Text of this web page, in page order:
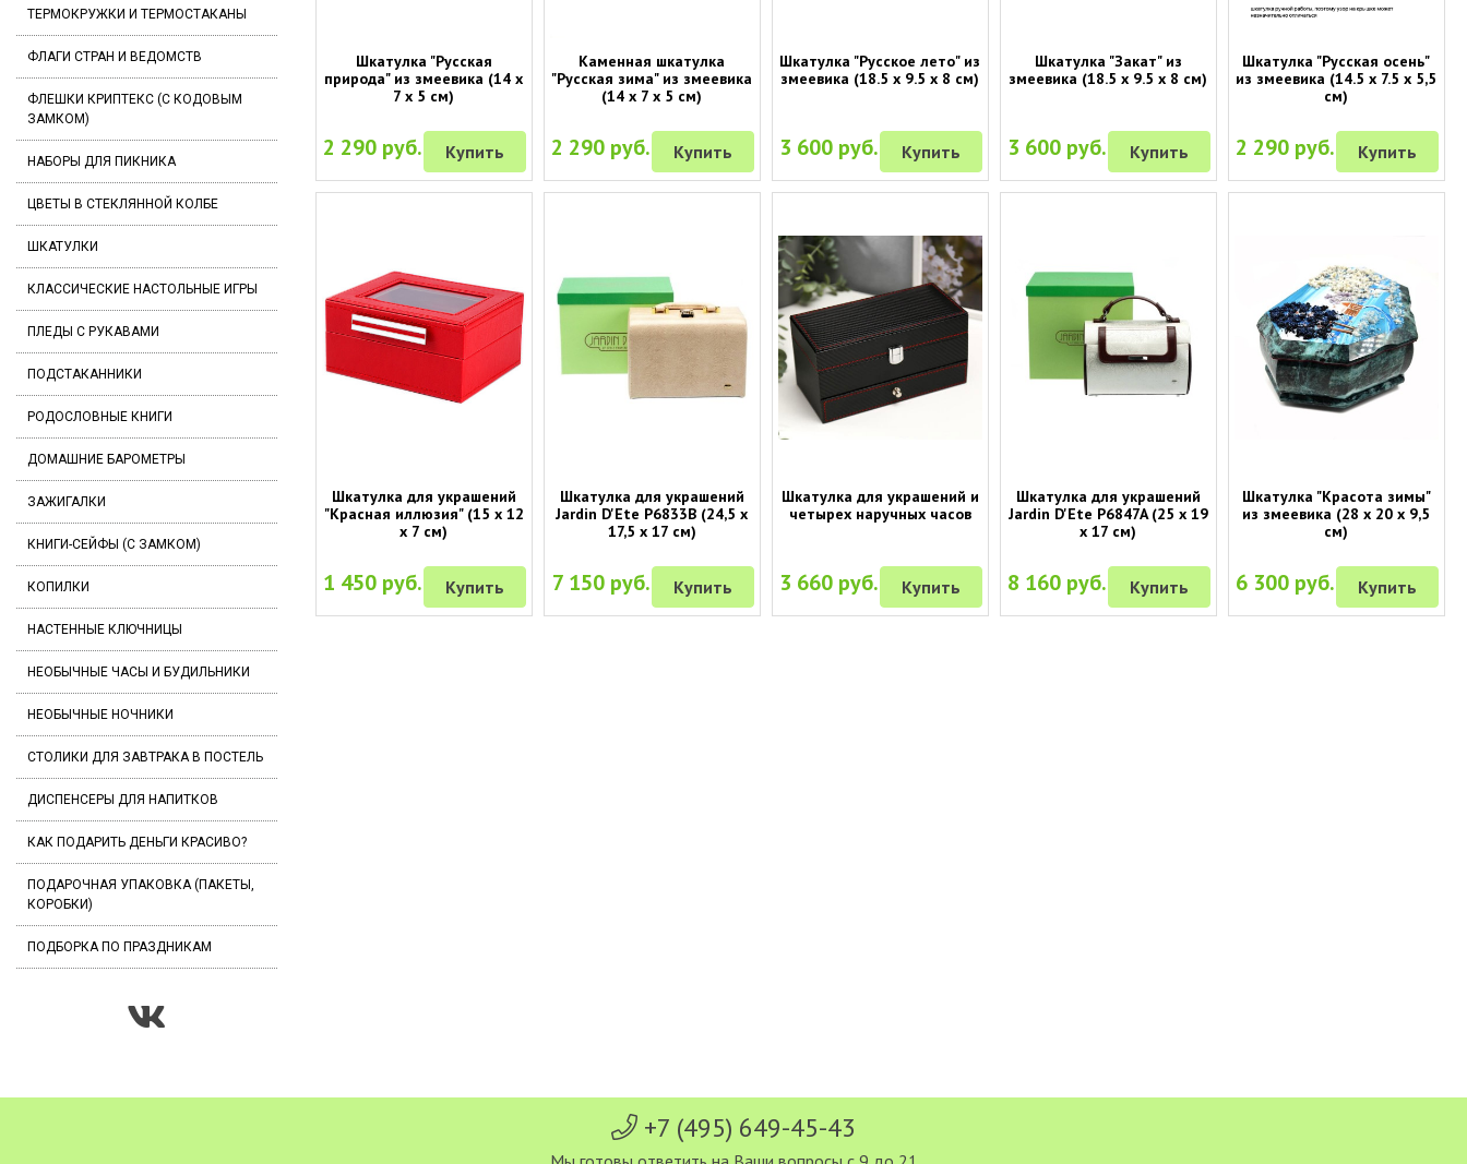
ТЕРМОКРУЖКИ И ТЕРМОСТАКАНЫ
ФЛАГИ СТРАН И ВЕДОМСТВ
ФЛЕШКИ КРИПТЕКС (С КОДОВЫМ
ЗАМКОМ)
НАБОРЫ ДЛЯ ПИКНИКА
ЦВЕТЫ В СТЕКЛЯННОЙ КОЛБЕ
ШКАТУЛКИ
КЛАССИЧЕСКИЕ НАСТОЛЬНЫЕ ИГРЫ
ПЛЕДЫ С РУКАВАМИ
ПОДСТАКАННИКИ
РОДОСЛОВНЫЕ КНИГИ
ДОМАШНИЕ БАРОМЕТРЫ
ЗАЖИГАЛКИ
КНИГИ-СЕЙФЫ (С ЗАМКОМ)
КОПИЛКИ
НАСТЕННЫЕ КЛЮЧНИЦЫ
НЕОБЫЧНЫЕ ЧАСЫ И БУДИЛЬНИКИ
НЕОБЫЧНЫЕ НОЧНИКИ
СТОЛИКИ ДЛЯ ЗАВТРАКА В ПОСТЕЛЬ
ДИСПЕНСЕРЫ ДЛЯ НАПИТКОВ
КАК ПОДАРИТЬ ДЕНЬГИ КРАСИВО?
ПОДАРОЧНАЯ УПАКОВКА (ПАКЕТЫ,
КОРОБКИ)
ПОДБОРКА ПО ПРАЗДНИКАМ
Шкатулка "Русская
природа" из змеевика (14 х
7 х 5 см)
2 290 руб. Купить
Каменная шкатулка
"Русская зима" из змеевика
(14 х 7 х 5 см)
2 290 руб. Купить
Шкатулка "Русское лето" из
змеевика (18.5 х 9.5 х 8 см)
3 600 руб. Купить
Шкатулка "Закат" из
змеевика (18.5 х 9.5 х 8 см)
3 600 руб. Купить
Шкатулка "Русская осень"
из змеевика (14.5 х 7.5 х 5,5
см)
2 290 руб. Купить
Шкатулка для украшений
"Красная иллюзия" (15 х 12
х 7 см)
1 450 руб. Купить
Шкатулка для украшений
Jardin D'Ete P6833B (24,5 х
17,5 х 17 см)
7 150 руб. Купить
Шкатулка для украшений и
четырех наручных часов
3 660 руб. Купить
Шкатулка для украшений
Jardin D'Ete P6847A (25 х 19
х 17 см)
8 160 руб. Купить
Шкатулка "Красота зимы"
из змеевика (28 х 20 х 9,5
см)
6 300 руб. Купить
+7 (495) 649-45-43